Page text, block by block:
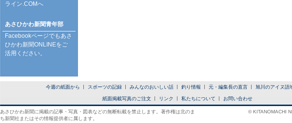
ライン.COMへ
あさひかわ新聞青年部
Facebookページでもあさ
ひかわ新聞ONLINEをご
活用ください。
今週の紙面から スポーツの記録 みんなのおいしい話 釣り情報 元・編集長の直言 旭川のアイヌ語
紙面掲載写真のご注文 リンク 私たちについて お問い合わせ
あさひかわ新聞に掲載の記事・写真・図表などの無断転載を禁止します。著作権は北のま
ち新聞社またはその情報提供者に属します。
© KITANOMACHI